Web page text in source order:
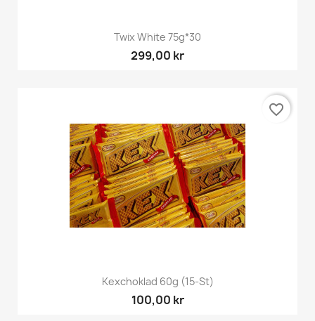
Twix White 75g*30
299,00 kr
Kexchoklad 60g (15-St)
100,00 kr
favorite_border